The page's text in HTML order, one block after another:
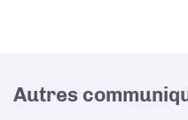
Autres